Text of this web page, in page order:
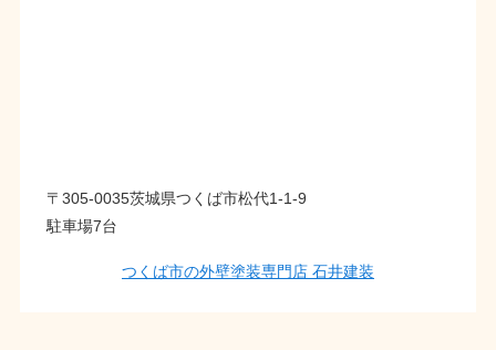
〒305-0035茨城県つくば市松代1-1-9
駐車場7台
つくば市の外壁塗装専門店 石井建装